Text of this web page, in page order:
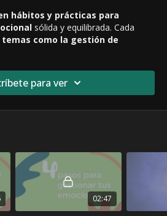
hábitos y prácticas para
sólida y equilibrada. Cada
temas como la gestión de
emocional, la empatía y
y expresar sus emociones de
para ver
02:47